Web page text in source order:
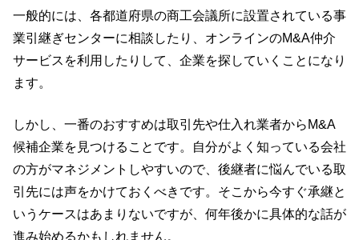
一般的には、各都道府県の商工会議所に設置されている事
業引継ぎセンターに相談したり、オンラインのM&A仲介
サービスを利用したりして、企業を探していくことになり
ます。
しかし、一番のおすすめは取引先や仕入れ業者からM&A
候補企業を見つけることです。自分がよく知っている会社
の方がマネジメントしやすいので、後継者に悩んでいる取
引先には声をかけておくべきです。そこから今すぐ承継と
いうケースはあまりないですが、何年後かに具体的な話が
進み始めるかもしれません。